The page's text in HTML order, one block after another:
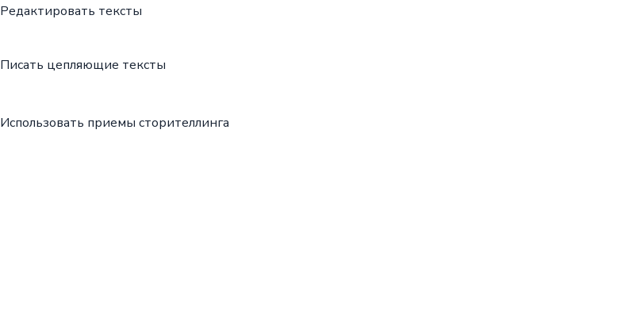
Редактировать тексты
Писать цепляющие тексты
Использовать приемы сторителлинга